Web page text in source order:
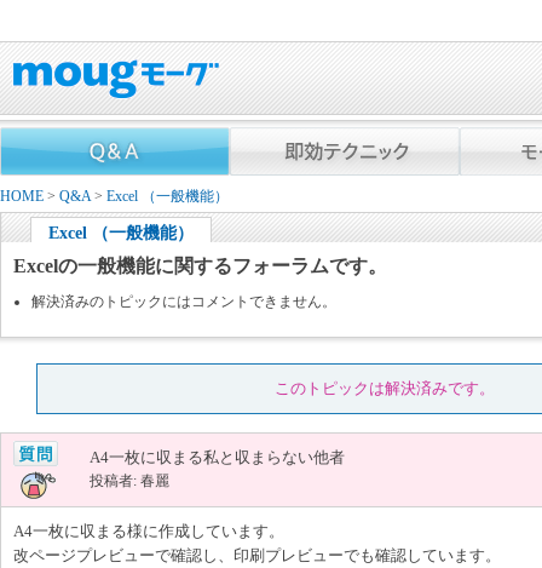
HOME > Q&A> Excel （一般機能）
Excel （一般機能）
Excelの一般機能に関するフォーラムです。
解決済みのトピックにはコメントできません。
このトピックは解決済みです。
A4一枚に収まる私と収まらない他者
投稿者: 春麗
A4一枚に収まる様に作成しています。
改ページプレビューで確認し、印刷プレビューでも確認しています。